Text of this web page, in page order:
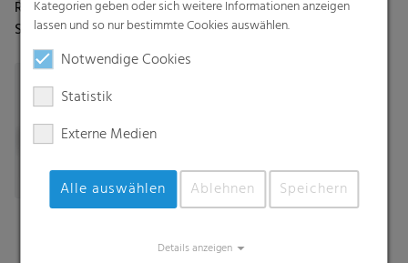
RKW Flexxta®
Stretchhauben-Serie:
Maximale Haltbarkeit und
Flexibilität. Mit bis zu 35 %
PCR-Anteil.
Hemdchentaschen,
Tragetaschen - DKT
Kategorien geben oder sich weitere Informationen anzeigen
lassen und so nur bestimmte Cookies auswählen.
Notwendige Cookies
Statistik
Externe Medien
Alle auswählen Ablehnen Speichern
Details anzeigen